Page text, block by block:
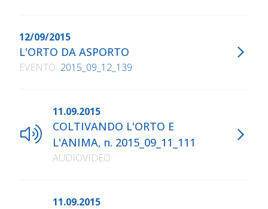
12/09/2015
L'ORTO DA ASPORTO
EVENTO 2015_09_12_139
11.09.2015
COLTIVANDO L'ORTO E
L'ANIMA, n. 2015_09_11_111
AUDIOVIDEO
11.09.2015